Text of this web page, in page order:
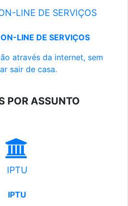
LINE DE SERVIÇOS
LINE DE SERVIÇOS
através da internet, sem
sair de casa.
POR ASSUNTO
IPTU
IPTU